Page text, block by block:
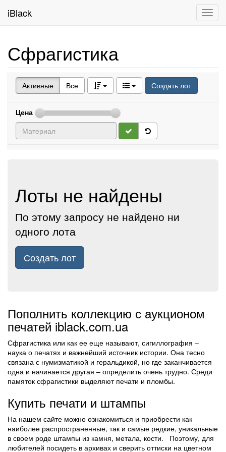
iBlack
Сфрагистика
Активные Все Создать лот
Цена
Лоты не найдены
По этому запросу не найдено ни
одного лота
Создать лот
Пополнить коллекцию с аукционом
печатей iblack.com.ua
Сфрагистика или как ее еще называют, сигиллография –
наука о печатях и важнейший источник истории. Она тесно
связана с нумизматикой и геральдикой, но где заканчивается
одна и начинается другая – определить очень трудно. Среди
памяток сфрагистики выделяют печати и пломбы.
Купить печати и штампы
На нашем сайте можно ознакомиться и приобрести как
наиболее распространенные, так и самые редкие, уникальные
в своем роде штампы из камня, метала, кости. Поэтому, для
любителей посидеть в архивах и сверить оттиски на цветном